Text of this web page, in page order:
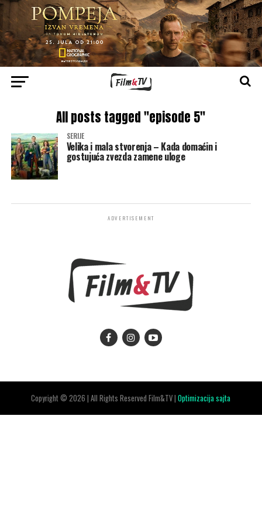
All posts tagged "episode 5"
SERIJE
Velika i mala stvorenja – Kada domaćin i
gostujuća zvezda zamene uloge
ADVERTISEMENT
Copyright © 2026 | All Rights Reserved Film&TV |Optimizacija sajta